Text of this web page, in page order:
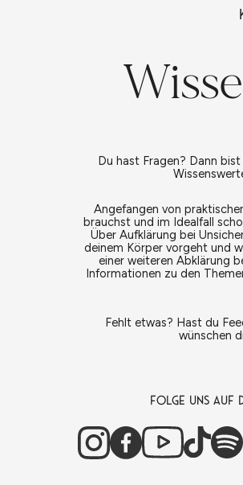
Du hast Fragen? Dann
Angefangen von
brauchst und im Idealfall
Über Aufklärung bei
deinem Körper vorgeht und
einer weiteren Abklärung
Informationen zu den
Fehlt etwas? Hast du
wünschen
FOLGE UNS AUF